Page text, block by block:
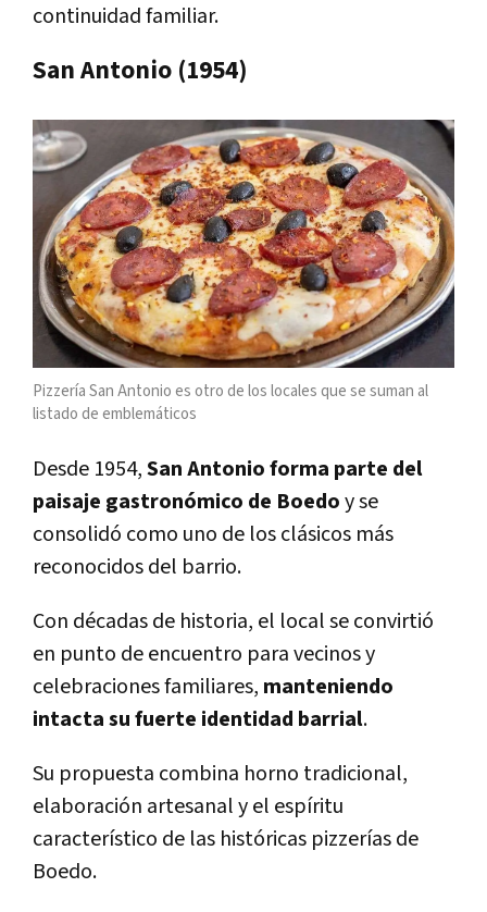
continuidad familiar.
San Antonio (1954)
Pizzería San Antonio es otro de los locales que se suman al
listado de emblemáticos
Desde 1954,San Antonio forma parte del
paisaje gastronómico de Boedoy se
consolidó como uno de los clásicos más
reconocidos del barrio.
Con décadas de historia, el local se convirtió
en punto de encuentro para vecinos y
celebraciones familiares, manteniendo
intacta su fuerte identidad barrial.
Su propuesta combina horno tradicional,
elaboración artesanal y el espíritu
característico de las históricas pizzerías de
Boedo.